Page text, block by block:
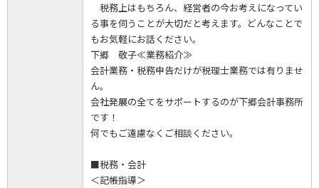
税務上はもちろん、経営者の今お考えになってい
る事を伺うことが大切だと考えます。どんなことで
もお気軽にお話ください。
下郷 敬子≪業務紹介≫
会計業務・税務申告だけが税理士業務では有りませ
ん。
会社発展の全てをサポートするのが下郷会計事務所
です！
何でもご遠慮なくご相談ください。
■税務・会計
＜記帳指導＞